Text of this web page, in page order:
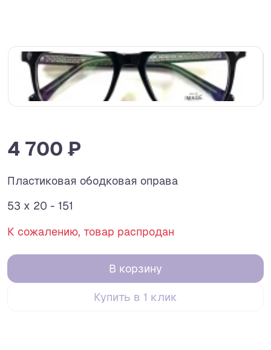
4 700 ₽
Пластиковая ободковая оправа
53 x 20 - 151
К сожалению, товар распродан
В корзину
Купить в 1 клик